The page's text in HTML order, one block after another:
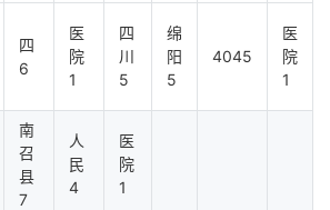
四
6
医
院
1
四
川
5
绵
阳
5
4045
医
院
1
南
召
县
7
人
民
4
医
院
1